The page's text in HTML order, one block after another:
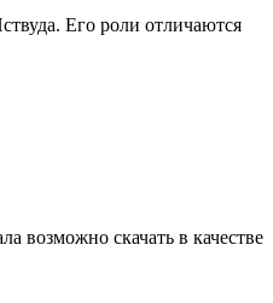
Его роли отличаются
возможно скачать в качестве